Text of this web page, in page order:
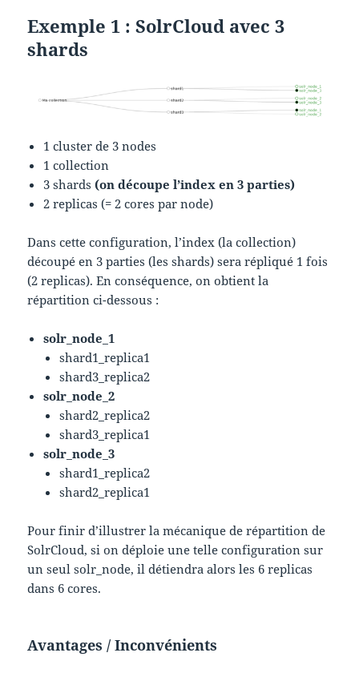
Exemple 1 : SolrCloud avec 3
shards
1 cluster de 3 nodes
1 collection
3 shards (on découpe l’index en 3 parties)
2 replicas (= 2 cores par node)
Dans cette configuration, l’index (la collection)
découpé en 3 parties (les shards) sera répliqué 1 fois
(2 replicas). En conséquence, on obtient la
répartition ci-dessous :
solr_node_1
shard1_replica1
shard3_replica2
solr_node_2
shard2_replica2
shard3_replica1
solr_node_3
shard1_replica2
shard2_replica1
Pour finir d’illustrer la mécanique de répartition de
SolrCloud, si on déploie une telle configuration sur
un seul solr_node, il détiendra alors les 6 replicas
dans 6 cores.
Avantages / Inconvénients